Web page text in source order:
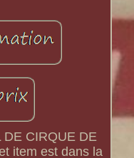
DE CIRQUE DE
item est dans la